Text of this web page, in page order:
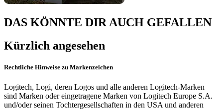
DAS KÖNNTE DIR AUCH GEFALLEN
Kürzlich angesehen
Rechtliche Hinweise zu Markenzeichen
Logitech, Logi, deren Logos und alle anderen Logitech-Marken
sind Marken oder eingetragene Marken von Logitech Europe S.A.
und/oder seinen Tochtergesellschaften in den USA und anderen